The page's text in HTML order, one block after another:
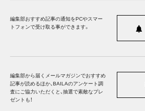
編集部おすすめ記事の通知をPCやスマー
トフォンで受け取る事ができます。
編集部から届くメールマガジンでおすすめ
記事が読めるほか、BAILAのアンケート調
査にご協力いただくと、抽選で素敵なプレ
ゼントも！